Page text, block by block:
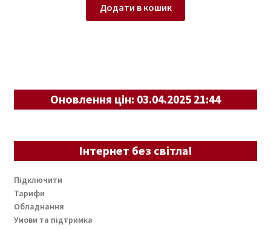
Додати в кошик
Оновлення цін: 03.04.2025 21:44
Інтернет без світла!
Підключити
Тарифи
Обладнання
Умови та підтримка